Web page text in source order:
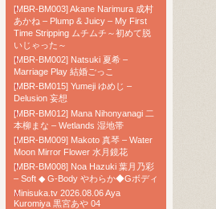
[MBR-BM003] Akane Narimura 成村
あかね – Plump & Juicy – My First
Time Stripping ムチムチ～初めて脱
いじゃった～
[MBR-BM002] Natsuki 夏希 –
Marriage Play 結婚ごっこ
[MBR-BM015] Yumeji ゆめじ –
Delusion 妄想
[MBR-BM012] Mana Nihonyanagi 二
本柳まな – Wetlands 湿地帯
[MBR-BM009] Makoto 真琴 – Water
Moon Mirror Flower 水月鏡花
[MBR-BM008] Noa Hazuki 葉月乃彩
– Soft ◆ G-Body やわらか◆Gボディ
Minisuka.tv 2026.08.06 Aya
Kuromiya 黒宮あや 04